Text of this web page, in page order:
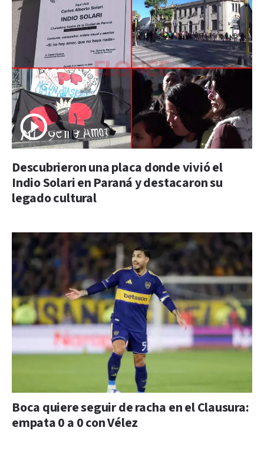
Descubrieron una placa donde vivió el
Indio Solari en Paraná y destacaron su
legado cultural
Boca quiere seguir de racha en el Clausura:
empata 0 a 0 con Vélez